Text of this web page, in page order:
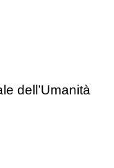
dell’Umanità